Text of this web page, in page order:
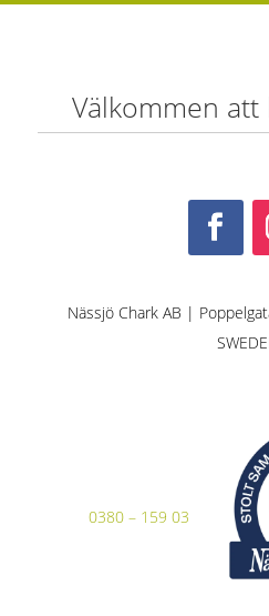
Välkommen att
Nässjö Chark AB |
0380 – 159 03